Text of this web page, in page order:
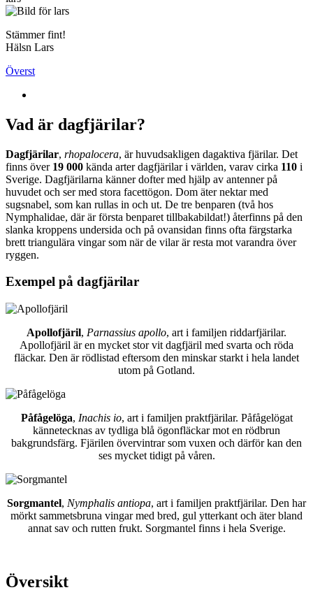
Stämmer fint!
Hälsn Lars
Överst
Vad är dagfjärilar?
Dagfjärilar, rhopalocera, är huvudsakligen dagaktiva fjärilar. Det
finns över 19 000 kända arter dagfjärilar i världen, varav cirka 110 i
Sverige. Dagfjärilarna känner dofter med hjälp av antenner på
huvudet och ser med stora facettögon. Dom äter nektar med
sugsnabel, som kan rullas in och ut. De tre benparen (två hos
Nymphalidae, där är första benparet tillbakabildat!) återfinns på den
slanka kroppens undersida och på ovansidan finns ofta färgstarka
brett triangulära vingar som när de vilar är resta mot varandra över
ryggen.
Exempel på dagfjärilar
Apollofjäril, Parnassius apollo, art i familjen riddarfjärilar.
Apollofjäril är en mycket stor vit dagfjäril med svarta och röda
fläckar. Den är rödlistad eftersom den minskar starkt i hela landet
utom på Gotland.
Påfågelöga, Inachis io, art i familjen praktfjärilar. Påfågelögat
kännetecknas av tydliga blå ögonfläckar mot en rödbrun
bakgrundsfärg. Fjärilen övervintrar som vuxen och därför kan den
ses mycket tidigt på våren.
Sorgmantel, Nymphalis antiopa, art i familjen praktfjärilar. Den har
mörkt sammetsbruna vingar med bred, gul ytterkant och äter bland
annat sav och rutten frukt. Sorgmantel finns i hela Sverige.
Översikt